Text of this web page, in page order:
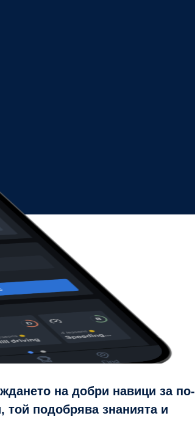
на добри навици за по-
подобрява знанията и